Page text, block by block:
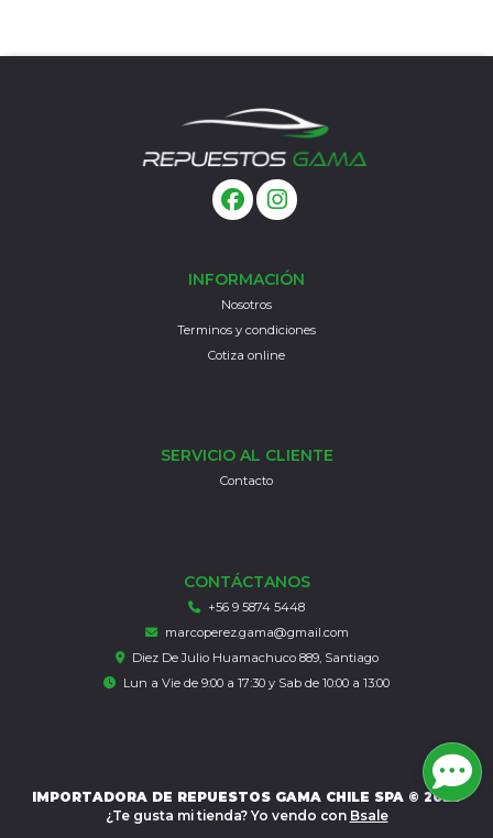
INFORMACIÓN
Nosotros
Terminos y condiciones
Cotiza online
SERVICIO AL CLIENTE
Contacto
CONTÁCTANOS
+56 9 5874 5448
marcoperez.gama@gmail.com
Diez De Julio Huamachuco 889, Santiago
Lun a Vie de 9:00 a 17:30 y Sab de 10:00 a 13:00
IMPORTADORA DE REPUESTOS GAMA CHILE SPA © 2026
¿Te gusta mi tienda? Yo vendo con Bsale